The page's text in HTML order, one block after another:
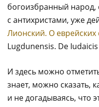
богоизбранный народ,
с антихристами, уже
Лионский. О еврейских
Lugdunensis. De
И здесь можно
знает, можно сказать,
и не догадываясь, что